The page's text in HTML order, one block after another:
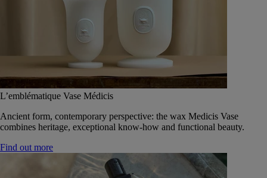
L’emblématique Vase Médicis
Ancient form, contemporary perspective: the wax Medicis Vase
combines heritage, exceptional know-how and functional beauty.
Find out more